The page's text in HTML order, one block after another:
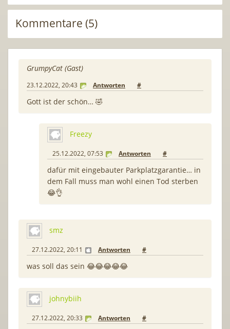
Kommentare (5)
GrumpyCat (Gast)
23.12.2022, 20:43 Antworten #
Gott ist der schön… 🤣
Freezy
25.12.2022, 07:53 Antworten #
dafür mit eingebauter Parkplatzgarantie… in
dem Fall muss man wohl einen Tod sterben
😂👌
smz
27.12.2022, 20:11 Antworten #
was soll das sein 😂😂😂😂😂
johnybiih
27.12.2022, 20:33 Antworten #